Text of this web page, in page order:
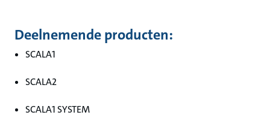
Deelnemende producten:
SCALA1
SCALA2
SCALA1 SYSTEM